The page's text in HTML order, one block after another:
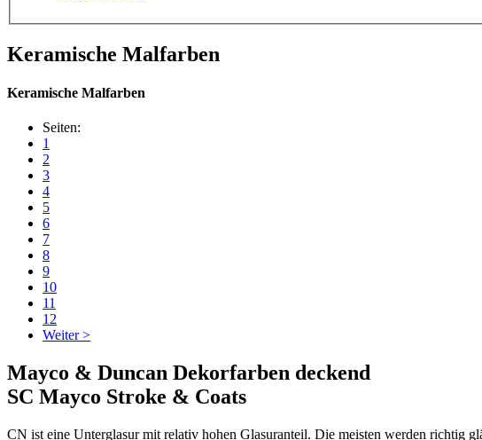
Keramische Malfarben
Keramische Malfarben
Seiten:
1
2
3
4
5
6
7
8
9
10
11
12
Weiter >
Mayco & Duncan Dekorfarben deckend
SC Mayco Stroke & Coats
CN ist eine Unterglasur mit relativ hohen Glasuranteil. Die meisten werden richtig